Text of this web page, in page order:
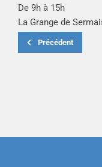
De 9h à 15h
La Grange de
Précédent